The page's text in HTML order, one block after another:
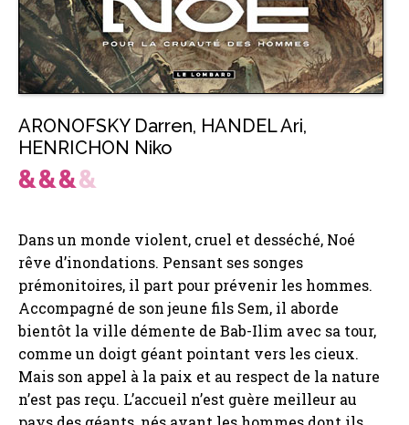
ARONOFSKY Darren, HANDEL Ari,
HENRICHON Niko
Dans un monde violent, cruel et desséché, Noé
rêve d’inondations. Pensant ses songes
prémonitoires, il part pour prévenir les hommes.
Accompagné de son jeune fils Sem, il aborde
bientôt la ville démente de Bab-Ilim avec sa tour,
comme un doigt géant pointant vers les cieux.
Mais son appel à la paix et au respect de la nature
n’est pas reçu. L’accueil n’est guère meilleur au